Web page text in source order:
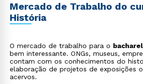
Mercado de Trabalho do
História
O mercado de trabalho para o
bem interessante. ONGs, museus,
contam com os conhecimentos do
elaboração de projetos de exposições
acervos.